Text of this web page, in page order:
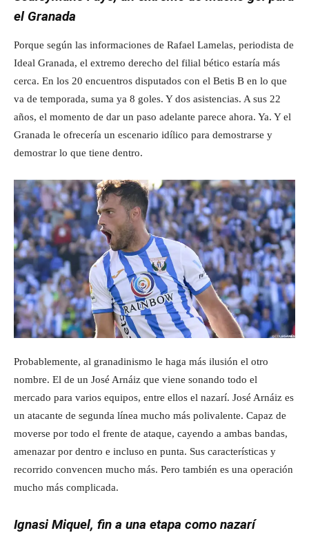
el Granada
Porque según las informaciones de Rafael Lamelas, periodista de
Ideal Granada, el extremo derecho del filial bético estaría más
cerca. En los 20 encuentros disputados con el Betis B en lo que
va de temporada, suma ya 8 goles. Y dos asistencias. A sus 22
años, el momento de dar un paso adelante parece ahora. Ya. Y el
Granada le ofrecería un escenario idílico para demostrarse y
demostrar lo que tiene dentro.
Probablemente, al granadinismo le haga más ilusión el otro
nombre. El de un José Arnáiz que viene sonando todo el
mercado para varios equipos, entre ellos el nazarí. José Arnáiz es
un atacante de segunda línea mucho más polivalente. Capaz de
moverse por todo el frente de ataque, cayendo a ambas bandas,
amenazar por dentro e incluso en punta. Sus características y
recorrido convencen mucho más. Pero también es una operación
mucho más complicada.
Ignasi Miquel, fin a una etapa como nazarí